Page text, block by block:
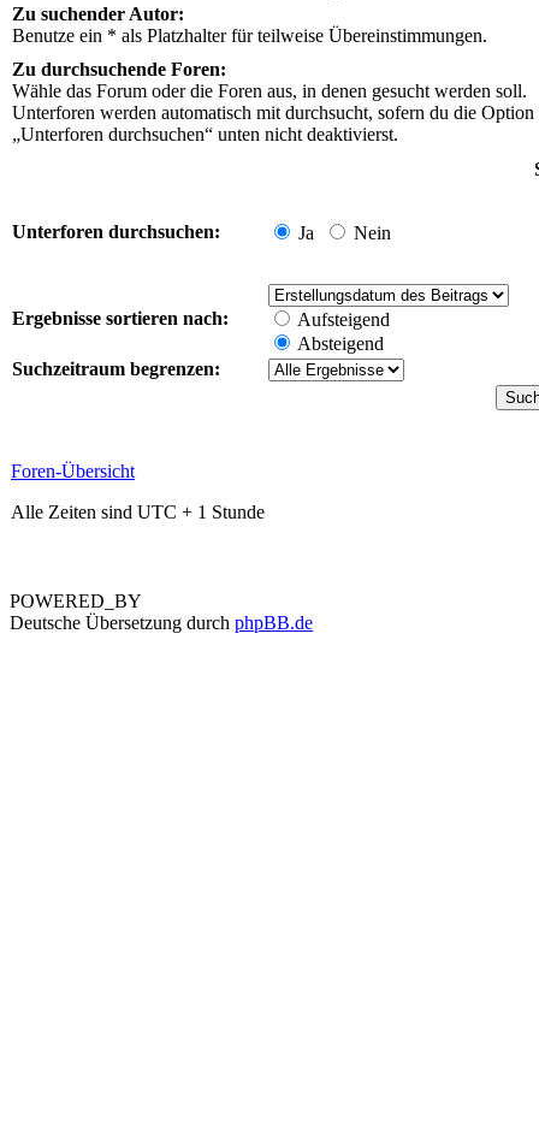
Zu suchender Autor:
Benutze ein * als Platzhalter für teilweise Übereinstimmungen.
Zu durchsuchende Foren:
Wähle das Forum oder die Foren aus, in denen gesucht werden soll.
Unterforen werden automatisch mit durchsucht, sofern du die Option
„Unterforen durchsuchen“ unten nicht deaktivierst.
Unterforen durchsuchen: Ja Nein
Ergebnisse sortieren nach:
Aufsteigend
Absteigend
Suchzeitraum begrenzen:
Foren-Übersicht
Alle Zeiten sind UTC + 1 Stunde
POWERED_BY
Deutsche Übersetzung durch phpBB.de